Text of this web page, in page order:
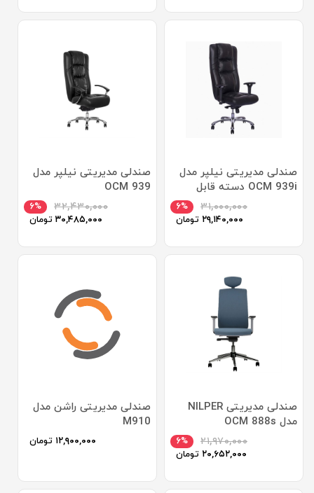
صندلی مدیریتی نیلپر مدل
OCM 939i دسته قابل
۶% ۳۱,۰۰۰,۰۰۰
۲۹,۱۴۰,۰۰۰ تومان
صندلی مديريتی نیلپر مدل
OCM 939
۶% ۳۲,۴۳۰,۰۰۰
۳۰,۴۸۵,۰۰۰ تومان
صندلی مدیریتی NILPER
مدل OCM 888s
۶% ۲۱,۹۷۰,۰۰۰
۲۰,۶۵۲,۰۰۰ تومان
صندلی مدیریتی راشن مدل
M910
۱۲,۹۰۰,۰۰۰ تومان